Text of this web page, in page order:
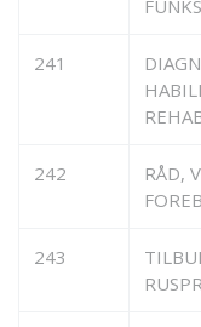
241
242
RÅD,
243